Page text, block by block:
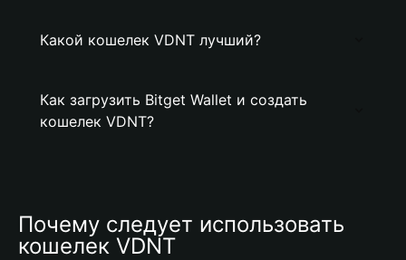
Какой кошелек VDNT лучший?
Как загрузить Bitget Wallet и создать
кошелек VDNT?
Почему следует использовать
кошелек VDNT